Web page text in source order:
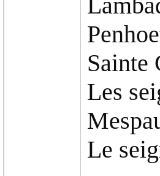
Sainte
Les
Le